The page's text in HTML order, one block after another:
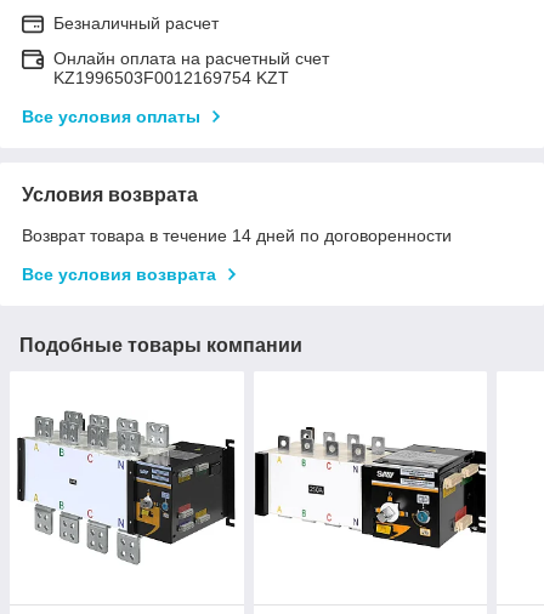
Безналичный расчет
Онлайн оплата на расчетный счет
KZ1996503F0012169754 KZT
Все условия оплаты
Условия возврата
Возврат товара в течение 14 дней по договоренности
Все условия возврата
Подобные товары компании